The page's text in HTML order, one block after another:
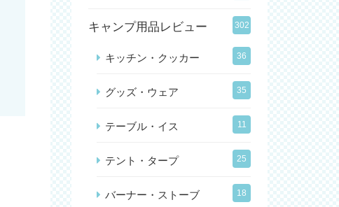
キャンプ用品レビュー 302
キッチン・クッカー 36
グッズ・ウェア 35
テーブル・イス 11
テント・タープ 25
バーナー・ストーブ 18